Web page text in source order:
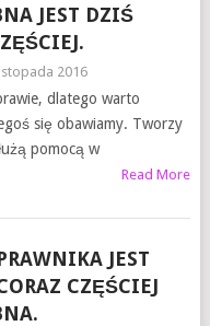
JEST DZIŚ
2016
dlatego warto
się obawiamy. Tworzy
pomocą w
Read More
JEST
CZĘŚCIEJ